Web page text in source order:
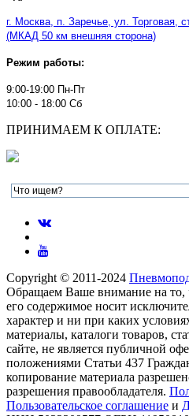
г. Москва, п. Заречье, ул. Торговая,
(МКАД 50 км внешняя сторона)
Режим работы:
9:00-19:00 Пн-Пт
10:00 - 18:00 Сб
ПРИНИМАЕМ К ОПЛАТЕ:
Copyright © 2011-2024
Обращаем Ваше внимание на то,
его содержимое носит
характер и ни при каких
материалы, каталоги товаров,
сайте, не является публичной
положениями Статьи 437
копирование материала
разрешения правообладателя.
Пользовательское соглашение и